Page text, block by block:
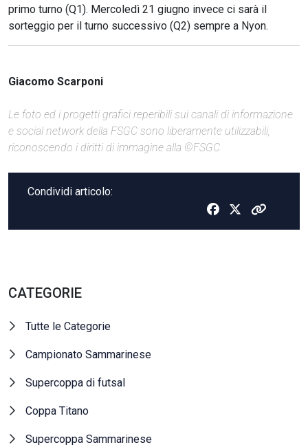
primo turno (Q1). Mercoledì 21 giugno invece ci sarà il
sorteggio per il turno successivo (Q2) sempre a Nyon.
Giacomo Scarponi
Le foto ed i progetti grafici reperibili sui canali di informazione
e social network della FSGC sono liberamente utilizzabili,
riconoscendo i diritti di immagine alla ©FSGC
Condividi articolo:
CATEGORIE
Tutte le Categorie
Campionato Sammarinese
Supercoppa di futsal
Coppa Titano
Supercoppa Sammarinese